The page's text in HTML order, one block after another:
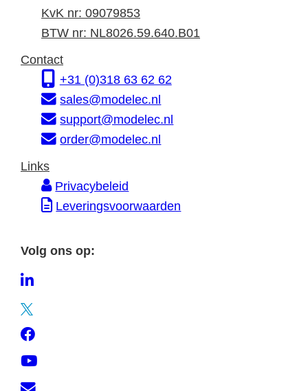
d
r
s
a
d
e
s
n
f
r
m
a
t
e
KvK nr: 09079853
BTW nr: NL8026.59.640.B01
Contact
+31 (0)318 63 62 62
sales@modelec.nl
support@modelec.nl
order@modelec.nl
Links
Privacybeleid
Leveringsvoorwaarden
Volg ons op:
L
k
e
d
w
t
t
aY
C